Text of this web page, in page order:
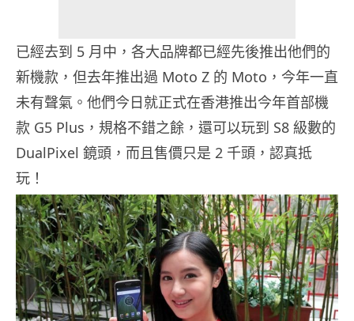
已經去到 5 月中，各大品牌都已經先後推出他們的
新機款，但去年推出過 Moto Z 的 Moto，今年一直
未有聲氣。他們今日就正式在香港推出今年首部機
款 G5 Plus，規格不錯之餘，還可以玩到 S8 級數的
DualPixel 鏡頭，而且售價只是 2 千頭，認真抵
玩！